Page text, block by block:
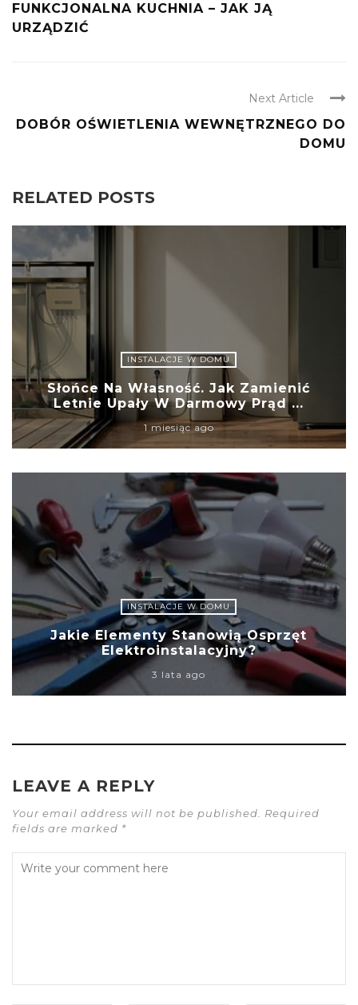
FUNKCJONALNA KUCHNIA – JAK JĄ
URZĄDZIĆ
Next Article
DOBÓR OŚWIETLENIA WEWNĘTRZNEGO DO
DOMU
RELATED POSTS
INSTALACJE W DOMU
Słońce Na Własność. Jak Zamienić
Letnie Upały W Darmowy Prąd ...
1 miesiąc ago
INSTALACJE W DOMU
Jakie Elementy Stanowią Osprzęt
Elektroinstalacyjny?
3 lata ago
LEAVE A REPLY
Your email address will not be published. Required
fields are marked *